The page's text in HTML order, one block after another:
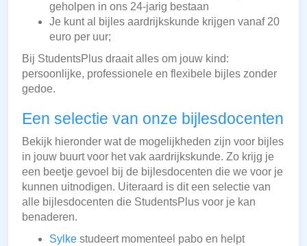
geholpen in ons 24-jarig bestaan
Je kunt al bijles aardrijkskunde krijgen vanaf 20
euro per uur;
Bij StudentsPlus draait alles om jouw kind:
persoonlijke, professionele en flexibele bijles zonder
gedoe.
Een selectie van onze bijlesdocenten
Bekijk hieronder wat de mogelijkheden zijn voor bijles
in jouw buurt voor het vak aardrijkskunde. Zo krijg je
een beetje gevoel bij de bijlesdocenten die we voor je
kunnen uitnodigen. Uiteraard is dit een selectie van
alle bijlesdocenten die StudentsPlus voor je kan
benaderen.
Sylke studeert momenteel pabo en helpt